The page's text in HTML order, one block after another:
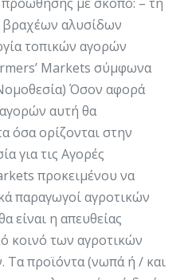
βραχέων αλυσίδων
τοπικών αγορών
Markets σύμφωνα
Όσον αφορά
αυτή θα
όσα ορίζονται στην
για τις Αγορές
προκειμένου να
παραγωγοί αγροτικών
είναι η απευθείας
κοινό των αγροτικών
Τα προϊόντα (νωπά ή / και